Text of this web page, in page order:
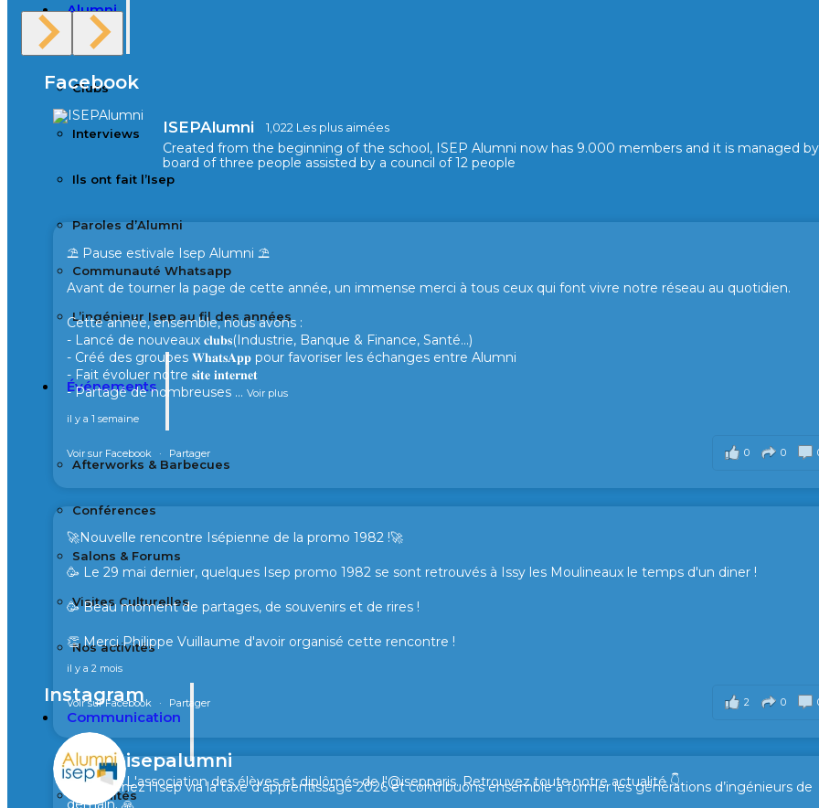
Alumni
Clubs
Interviews
Ils ont fait l’Isep
Paroles d’Alumni
Communauté Whatsapp
L’ingénieur Isep au fil des années
Événements
Afterworks & Barbecues
Conférences
Salons & Forums
Visites Culturelles
Nos activités
Communication
Actualités
Facebook
ISEPAlumni 1,022 Les plus aimées
Created from the beginning of the school, ISEP Alumni now has 9.000 members and it is managed
board of three people assisted by a council of 12 people
⛱️ Pause estivale Isep Alumni ⛱️
Avant de tourner la page de cette année, un immense merci à tous ceux qui font vivre notre réseau au quotidien.
Cette année, ensemble, nous avons :
- Lancé de nouveaux 𝐜𝐥𝐮𝐛𝐬(Industrie, Banque & Finance, Santé...)
- Créé des groupes 𝐖𝐡𝐚𝐭𝐬𝐀𝐩𝐩 pour favoriser les échanges entre Alumni
- Fait évoluer notre 𝐬𝐢𝐭𝐞 𝐢𝐧𝐭𝐞𝐫𝐧𝐞𝐭
- Partagé de nombreuses ... Voir plus
il y a 1 semaine
0 0
Voir sur Facebook · Partager
🚀Nouvelle rencontre Isépienne de la promo 1982 !🚀
🥳 Le 29 mai dernier, quelques Isep promo 1982 se sont retrouvés à Issy les Moulineaux le temps d'un diner !
🥳 Beau moment de partages, de souvenirs et de rires !
👏 Merci Philippe Vuillaume d'avoir organisé cette rencontre !
il y a 2 mois
2 0
Voir sur Facebook · Partager
🙏 Soutenez l’Isep via la taxe d’apprentissage 2026 et contribuons ensemble à former les générations d’ingénieurs de
demain. 🙏
Instagram
isepalumni
L'association des élèves et diplômés de l'@isepparis.Retrouvez toute notre actualité 👇